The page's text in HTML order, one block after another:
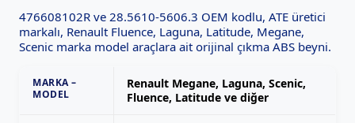
476608102R ve 28.5610-5606.3 OEM kodlu, ATE üretici
markalı, Renault Fluence, Laguna, Latitude, Megane,
Scenic marka model araçlara ait orijinal çıkma ABS beyni.
MARKA –
MODEL
Renault Megane, Laguna, Scenic,
Fluence, Latitude ve diğer